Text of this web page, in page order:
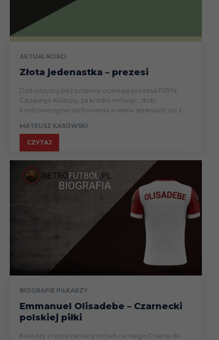
AKTUALNOŚCI
Złota jedenastka – prezesi
Dziś wszyscy bez przerwy oceniają prezesa PZPN,
Cezarego Kuleszę, za krótko mówiąc, dość
kontrowersyjne zachowania w wielu sprawach, co z...
MATEUSZ KASOWSKI
CZYTAJ
BIOGRAFIE PIŁKARZY
Emmanuel Olisadebe – Czarnecki
polskiej piłki
Koledzy z reprezentacji mówili na niego Czarnecki.